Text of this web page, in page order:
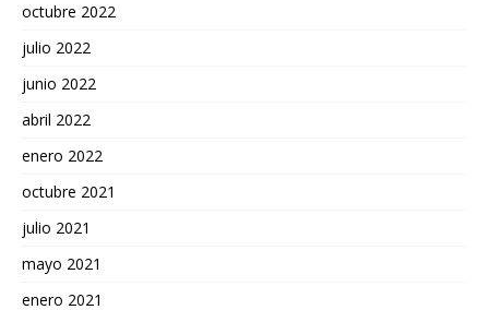
octubre 2022
julio 2022
junio 2022
abril 2022
enero 2022
octubre 2021
julio 2021
mayo 2021
enero 2021